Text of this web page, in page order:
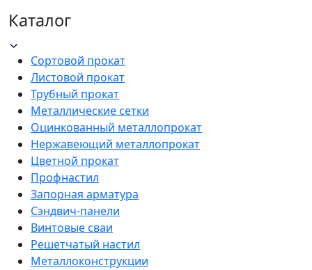
Каталог
Сортовой прокат
Листовой прокат
Трубный прокат
Металлические сетки
Оцинкованный металлопрокат
Нержавеющий металлопрокат
Цветной прокат
Профнастил
Запорная арматура
Сэндвич-панели
Винтовые сваи
Решетчатый настил
Металлоконструкции